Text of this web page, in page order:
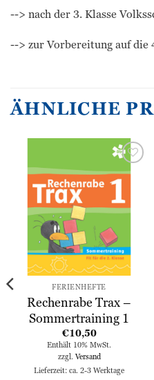
--> nach der 3. Klasse
--> zur Vorbereitung auf die
ÄHNLICHE
Zur
Wunschliste
FERIENHEFTE
Rechenrabe Trax –
Sommertraining 1
€10,50
Enthält 10% MwSt.
zzgl. Versand
Lieferzeit: ca. 2-3 Werktage